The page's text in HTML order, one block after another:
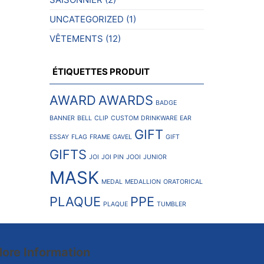
UNCATEGORIZED (1)
VÊTEMENTS (12)
ÉTIQUETTES PRODUIT
AWARD AWARDS BADGE
BANNER BELL CLIP CUSTOM DRINKWARE EAR
ESSAY FLAG FRAME GAVEL GIFT GIFT
GIFTS JOI JOI PIN JOOI JUNIOR
MASK MEDAL MEDALLION ORATORICAL
PLAQUE PLAQUE PPE TUMBLER
Information